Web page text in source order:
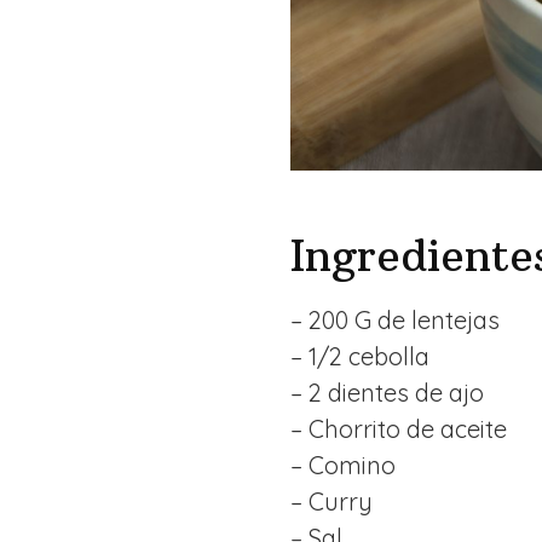
– 200 G de lentejas
– 1/2 cebolla
– 2 dientes de ajo
– Chorrito de aceite
– Comino
– Curry